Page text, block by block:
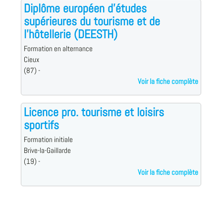
Diplôme européen d'études
supérieures du tourisme et de
l'hôtellerie (DEESTH)
Formation en alternance
Cieux
(87) -
Voir la fiche complète
Licence pro. tourisme et loisirs
sportifs
Formation initiale
Brive-la-Gaillarde
(19) -
Voir la fiche complète